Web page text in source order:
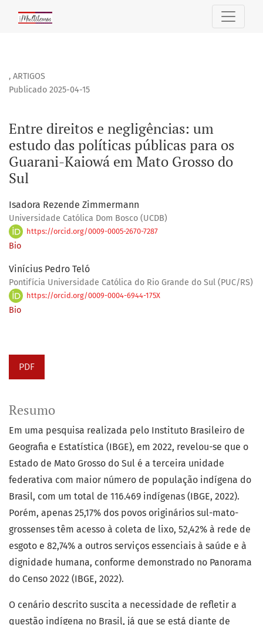
Entre direitos e negligências: um estudo das políticas
, ARTIGOS
Entre direitos e negligências: um
estudo das políticas públicas para os
Guarani-Kaiowá em Mato Grosso do
Sul
Publicado 2025-04-15
Isadora Rezende Zimmermann
Universidade Católica Dom Bosco (UCDB)
https://orcid.org/0009-0005-2670-7287
Bio
Vinícius Pedro Teló
Pontifícia Universidade Católica do Rio Grande do Sul (PUC/RS)
https://orcid.org/0009-0004-6944-175X
Bio
PDF
Resumo
Em uma pesquisa realizada pelo Instituto Brasileiro de
Geografia e Estatística (IBGE), em 2022, revelou-se que o
Estado de Mato Grosso do Sul é a terceira unidade
federativa com maior número de população indígena do
Brasil, com um total de 116.469 indígenas (IBGE, 2022).
Porém, apenas 25,17% dos povos originários sul-mato-
grossenses têm acesso à coleta de lixo, 52,42% à rede de
esgoto e 82,74% a outros serviços essenciais à saúde e à
dignidade humana, conforme demonstrado no Panorama
do Censo 2022 (IBGE, 2022).
O cenário descrito suscita a necessidade de refletir a
questão indígena no Brasil, já que se está diante de